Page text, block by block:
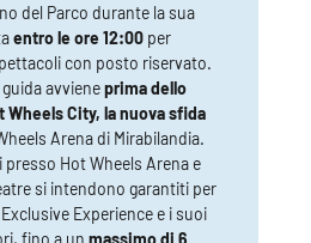
del Parco durante la sua
entro le ore 12:00 per
con posto riservato.
avvieneprima dello
Wheels City, la nuova sfida
Arena di Mirabilandia.
Hot Wheels Arena e
si intendono garantiti per
Experience e i suoi